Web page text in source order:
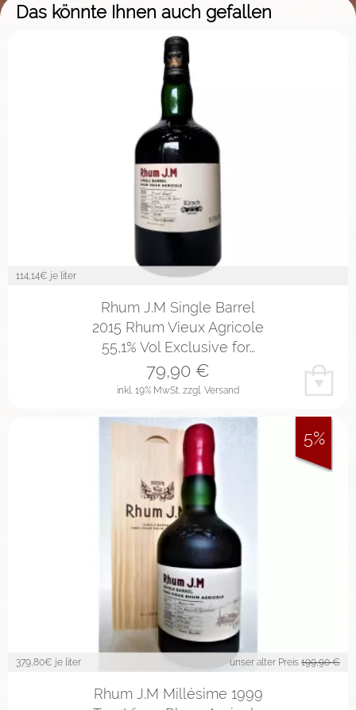
Das könnte Ihnen auch gefallen
114,14€ je liter
Rhum J.M Single Barrel
2015 Rhum Vieux Agricole
55,1% Vol Exclusive for…
inkl. 19% MwSt. zzgl. Versand
79,90 €
379,80€ je liter unser alter Preis 199,90 €
Rhum J.M Millésime 1999
5%